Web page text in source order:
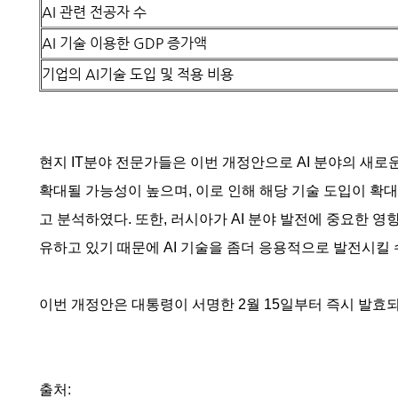
AI 관련 전공자 수
AI 기술 이용한 GDP 증가액
기업의 AI기술 도입 및 적용 비용
현지 IT분야 전문가들은 이번 개정안으로 AI 분야의 새로
확대될 가능성이 높으며, 이로 인해 해당 기술 도입이 확
고 분석하였다. 또한, 러시아가 AI 분야 발전에 중요한 영
유하고 있기 때문에 AI 기술을 좀더 응용적으로 발전시
이번 개정안은 대통령이 서명한 2월 15일부터 즉시 발효
출처: